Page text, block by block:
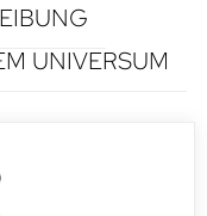
UNIVERSUM